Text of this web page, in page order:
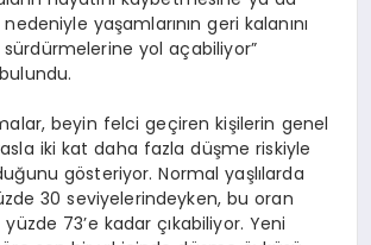
yaşamlarının geri kalanını
sürdürmelerine yol açabiliyor”
beyin felci geçiren kişilerin genel
iki kat daha fazla düşme riskiyle
gösteriyor. Normal yaşlılarda
30 seviyelerindeyken, bu oran
73’e kadar çıkabiliyor. Yeni